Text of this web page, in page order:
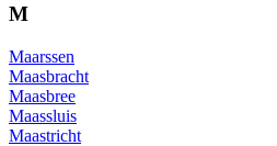
M
Maarssen
Maasbracht
Maasbree
Maassluis
Maastricht